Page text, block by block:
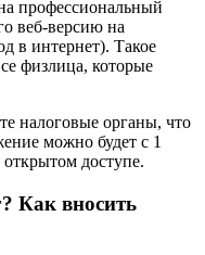
профессиональный
веб-версию на
в интернет). Такое
физлица, которые
налоговые органы, что
можно будет с 1
открытом доступе.
Как вносить